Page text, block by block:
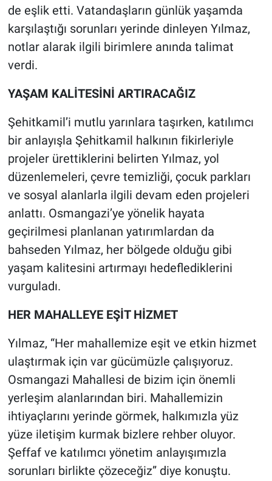
de eşlik etti. Vatandaşların günlük yaşamda
karşılaştığı sorunları yerinde dinleyen Yılmaz,
notlar alarak ilgili birimlere anında talimat
verdi.
YAŞAM KALİTESİNİ ARTIRACAĞIZ
Şehitkamil’i mutlu yarınlara taşırken, katılımcı
bir anlayışla Şehitkamil halkının fikirleriyle
projeler ürettiklerini belirten Yılmaz, yol
düzenlemeleri, çevre temizliği, çocuk parkları
ve sosyal alanlarla ilgili devam eden projeleri
anlattı. Osmangazi’ye yönelik hayata
geçirilmesi planlanan yatırımlardan da
bahseden Yılmaz, her bölgede olduğu gibi
yaşam kalitesini artırmayı hedeflediklerini
vurguladı.
HER MAHALLEYE EŞİT HİZMET
Yılmaz, “Her mahallemize eşit ve etkin hizmet
ulaştırmak için var gücümüzle çalışıyoruz.
Osmangazi Mahallesi de bizim için önemli
yerleşim alanlarından biri. Mahallemizin
ihtiyaçlarını yerinde görmek, halkımızla yüz
yüze iletişim kurmak bizlere rehber oluyor.
Şeffaf ve katılımcı yönetim anlayışımızla
sorunları birlikte çözeceğiz” diye konuştu.